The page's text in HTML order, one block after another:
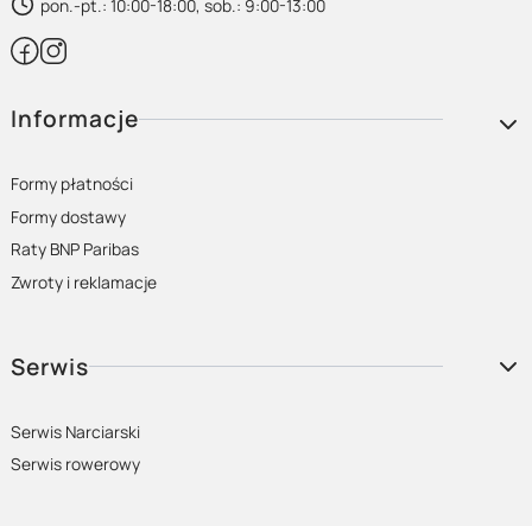
pon.-pt.: 10:00-18:00, sob.: 9:00-13:00
Linki w stopce
Informacje
Formy płatności
Formy dostawy
Raty BNP Paribas
Zwroty i reklamacje
Serwis
Serwis Narciarski
Serwis rowerowy